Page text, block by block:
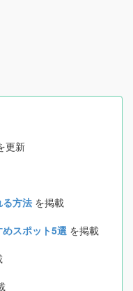
更新
方法 を掲載
スポット5選 を掲載